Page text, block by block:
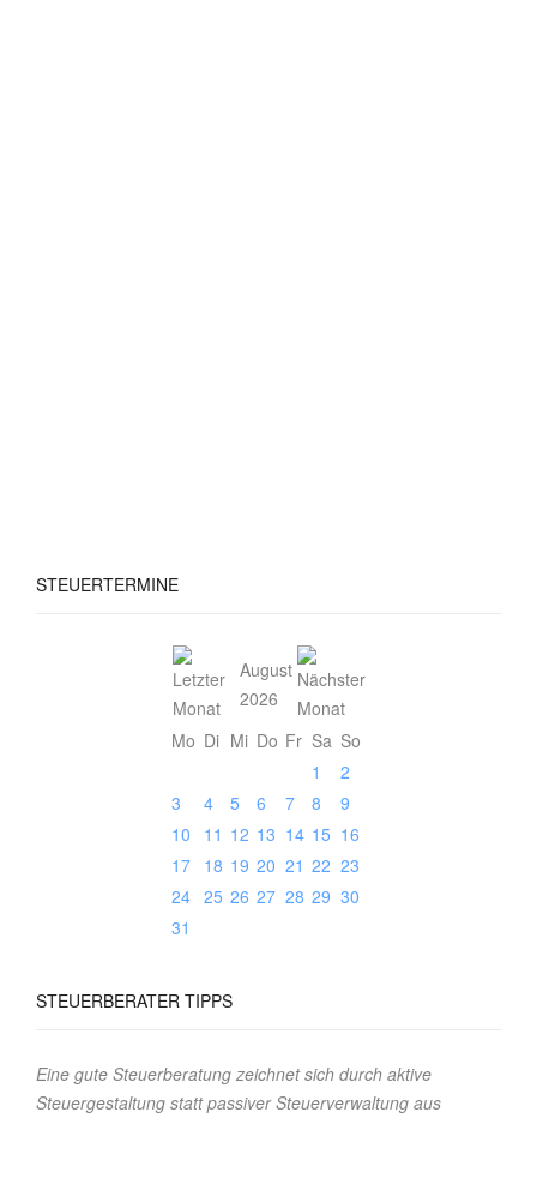
STEUERTERMINE
August
2026
Mo Di Mi Do Fr Sa So
1
2
3
4 5 6 7 8
9
10
11 12 13 14 15 16
17
18 19 20 21 22 23
24 25 26 27 28 29 30
31
STEUERBERATER TIPPS
Eine gute Steuerberatung zeichnet sich durch aktive
Steuergestaltung statt passiver Steuerverwaltung aus